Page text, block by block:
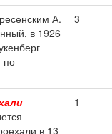
А.
в 1926
по
3
в 13
1